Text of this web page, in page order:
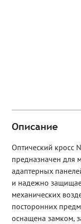
Описание
Оптический кросс
предназначен для
адаптерных
и надежно
механических
посторонних
оснащена замком,